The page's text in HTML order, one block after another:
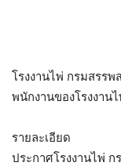
โรงงานไพ่ กรมสรร
พนักงานของโรงงาน
รายละเอียด
ประกาศโรงงานไพ่